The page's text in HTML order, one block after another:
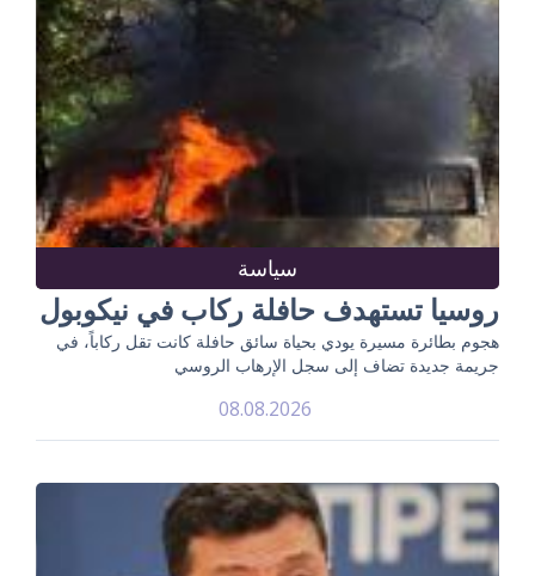
سياسة
روسيا تستهدف حافلة ركاب في نيكوبول
هجوم بطائرة مسيرة يودي بحياة سائق حافلة كانت تقل ركاباً، في
جريمة جديدة تضاف إلى سجل الإرهاب الروسي
08.08.2026